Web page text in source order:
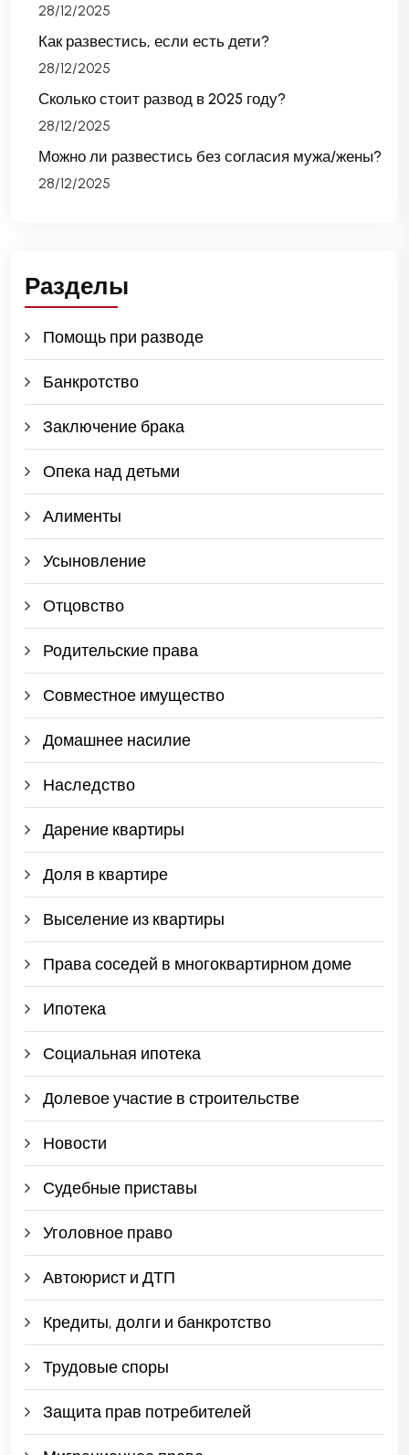
28/12/2025
Как развестись, если есть дети?
28/12/2025
Сколько стоит развод в 2025 году?
28/12/2025
Можно ли развестись без согласия мужа/жены?
28/12/2025
Разделы
Помощь при разводе
Банкротство
Заключение брака
Опека над детьми
Алименты
Усыновление
Отцовство
Родительские права
Совместное имущество
Домашнее насилие
Наследство
Дарение квартиры
Доля в квартире
Выселение из квартиры
Права соседей в многоквартирном доме
Ипотека
Социальная ипотека
Долевое участие в строительстве
Новости
Судебные приставы
Уголовное право
Автоюрист и ДТП
Кредиты, долги и банкротство
Трудовые споры
Защита прав потребителей